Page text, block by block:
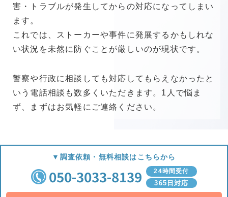
害・トラブルが発生してからの対応になってしまい
ます。
これでは、ストーカーや事件に発展するかもしれな
い状況を未然に防ぐことが厳しいのが現状です。
警察や行政に相談しても対応してもらえなかったと
いう電話相談も数多くいただきます。1人で悩ま
ず、まずはお気軽にご連絡ください。
▼調査依頼・無料相談はこちらから
050-3033-8139 24時間受付
365日対応